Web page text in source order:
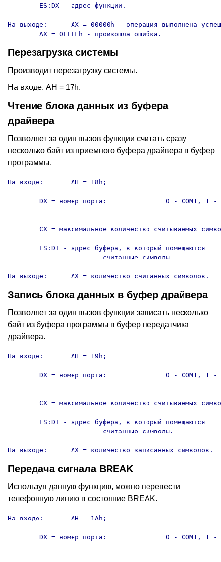
На выходе:	AX = 00000h - операция выполнена успешно;
	AX = 0FFFFh - произошла ошибка.
Перезагрузка системы
Производит перезагрузку системы.
На входе: AH = 17h.
Чтение блока данных из буфера
драйвера
Позволяет за один вызов функции считать сразу
несколько байт из приемного буфера драйвера в буфер
программы.
На входе:	AH = 18h;
На выходе:	AX = количество считанных символов.
Запись блока данных в буфер драйвера
Позволяет за один вызов функции записать несколько
байт из буфера программы в буфер передатчика
драйвера.
На входе:	AH = 19h;
На выходе:	AX = количество записанных символов.
Передача сигнала BREAK
Используя данную функцию, можно перевести
телефонную линию в состояние BREAK.
На входе:	AH = 1Ah;